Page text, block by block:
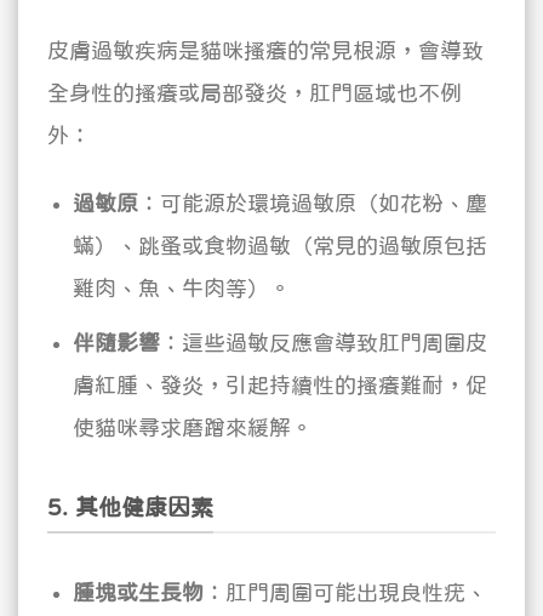
皮膚過敏疾病是貓咪搔癢的常見根源，會導致
全身性的搔癢或局部發炎，肛門區域也不例
外：
過敏原：可能源於環境過敏原（如花粉、塵
蟎）、跳蚤或食物過敏（常見的過敏原包括
雞肉、魚、牛肉等）。
伴隨影響：這些過敏反應會導致肛門周圍皮
膚紅腫、發炎，引起持續性的搔癢難耐，促
使貓咪尋求磨蹭來緩解。
5. 其他健康因素
腫塊或生長物：肛門周圍可能出現良性疣、